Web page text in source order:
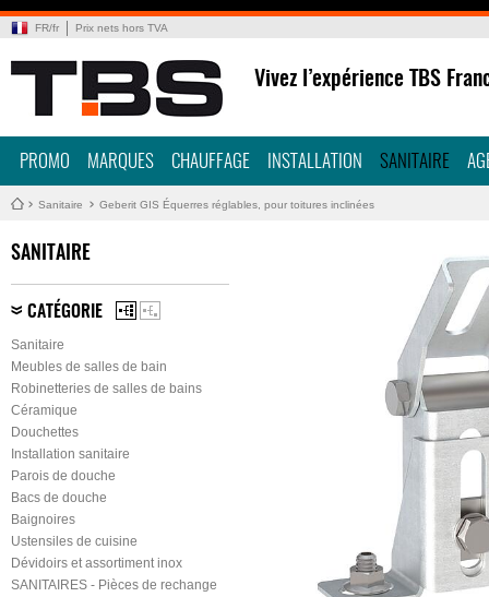
FR/fr Prix nets hors TVA
Vivez l’expérience TBS
PROMO MARQUES CHAUFFAGE INSTALLATION SANITAIRE
Sanitaire Geberit GIS Équerres réglables, pour toitures inclinées
SANITAIRE
CATÉGORIE
Sanitaire
Meubles de salles de bain
Robinetteries de salles de bains
Céramique
Douchettes
Installation sanitaire
Parois de douche
Bacs de douche
Baignoires
Ustensiles de cuisine
Dévidoirs et assortiment inox
SANITAIRES - Pièces de rechange